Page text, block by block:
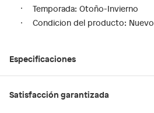
Temporada: Otoño-Invierno
Condicion del producto: Nuevo
Especificaciones
Género
Satisfacción garantizada